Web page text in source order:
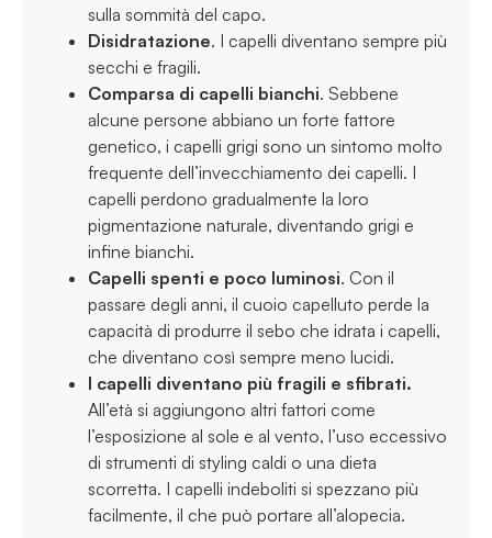
sulla sommità del capo.
Disidratazione. I capelli diventano sempre più
secchi e fragili.
Comparsa di capelli bianchi. Sebbene
alcune persone abbiano un forte fattore
genetico, i capelli grigi sono un sintomo molto
frequente dell’invecchiamento dei capelli. I
capelli perdono gradualmente la loro
pigmentazione naturale, diventando grigi e
infine bianchi.
Capelli spenti e poco luminosi. Con il
passare degli anni, il cuoio capelluto perde la
capacità di produrre il sebo che idrata i capelli,
che diventano così sempre meno lucidi.
I capelli diventano più fragili e sfibrati.
All’età si aggiungono altri fattori come
l’esposizione al sole e al vento, l’uso eccessivo
di strumenti di styling caldi o una dieta
scorretta. I capelli indeboliti si spezzano più
facilmente, il che può portare all’alopecia.